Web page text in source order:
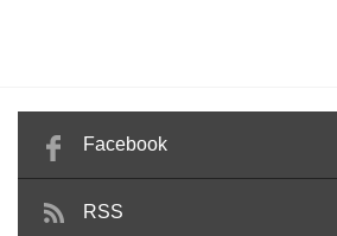
Facebook
RSS